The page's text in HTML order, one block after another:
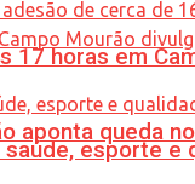
aponta queda
17 horas em
esporte